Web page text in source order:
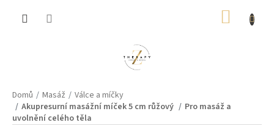
Domů Masáž
Válce a míčky
Akupresurní masážní míček 5 cm růžový
Pro masáž a
uvolnění celého těla